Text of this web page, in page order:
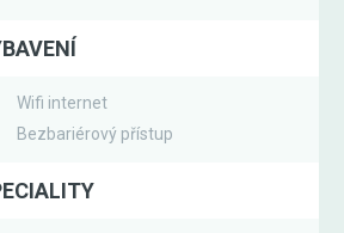
Wifi internet
Bezbariérový přístup